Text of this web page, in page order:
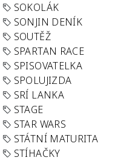
SOKOLÁK
SONJIN DENÍK
SOUTĚŽ
SPARTAN RACE
SPISOVATELKA
SPOLUJIZDA
SRÍ LANKA
STAGE
STAR WARS
STÁTNÍ MATURITA
STÍHAČKY